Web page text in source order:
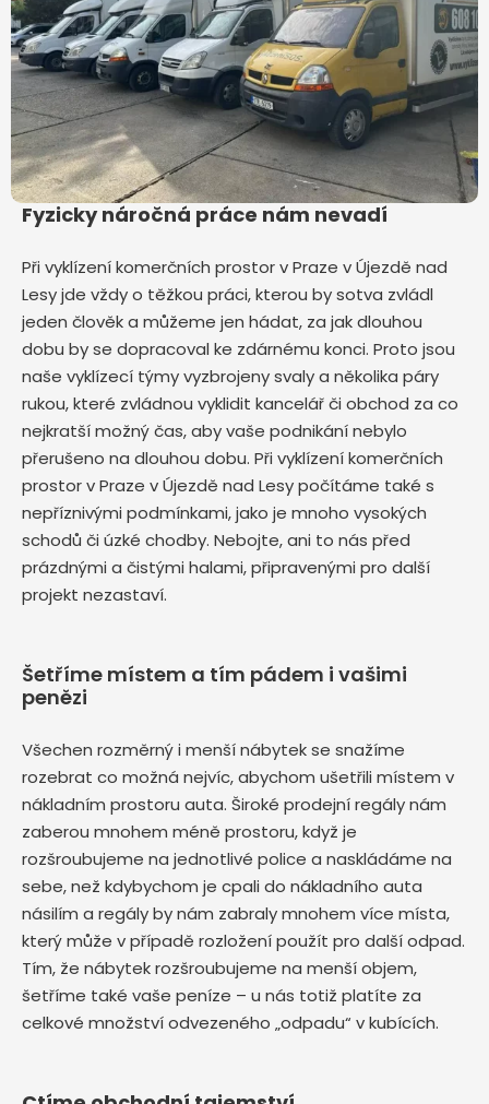
Fyzicky náročná práce nám nevadí
Při vyklízení komerčních prostor v Praze v Újezdě nad
Lesy jde vždy o těžkou práci, kterou by sotva zvládl
jeden člověk a můžeme jen hádat, za jak dlouhou
dobu by se dopracoval ke zdárnému konci. Proto jsou
naše vyklízecí týmy vyzbrojeny svaly a několika páry
rukou, které zvládnou vyklidit kancelář či obchod za co
nejkratší možný čas, aby vaše podnikání nebylo
přerušeno na dlouhou dobu. Při vyklízení komerčních
prostor v Praze v Újezdě nad Lesy počítáme také s
nepříznivými podmínkami, jako je mnoho vysokých
schodů či úzké chodby. Nebojte, ani to nás před
prázdnými a čistými halami, připravenými pro další
projekt nezastaví.
Šetříme místem a tím pádem i vašimi
penězi
Všechen rozměrný i menší nábytek se snažíme
rozebrat co možná nejvíc, abychom ušetřili místem v
nákladním prostoru auta. Široké prodejní regály nám
zaberou mnohem méně prostoru, když je
rozšroubujeme na jednotlivé police a naskládáme na
sebe, než kdybychom je cpali do nákladního auta
násilím a regály by nám zabraly mnohem více místa,
který může v případě rozložení použít pro další odpad.
Tím, že nábytek rozšroubujeme na menší objem,
šetříme také vaše peníze – u nás totiž platíte za
celkové množství odvezeného „odpadu“ v kubících.